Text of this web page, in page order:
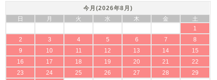
今月(2026年8月)
日
月 火 水 木 金
土
1
2
3 4 5 6 7
8
9
10 11 12 13 14
15
16
17 18 19 20 21
22
23
24 25 26 27 28
29